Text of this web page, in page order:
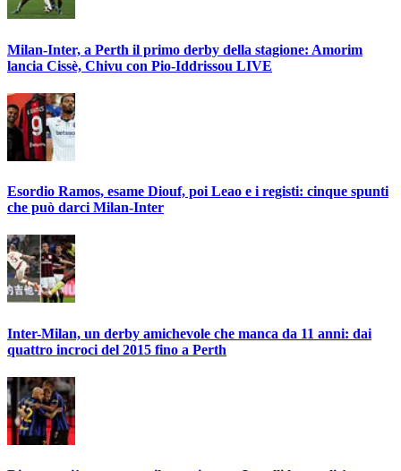
Milan-Inter, a Perth il primo derby della stagione: Amorim
lancia Cissè, Chivu con Pio-Iddrissou LIVE
Esordio Ramos, esame Diouf, poi Leao e i registi: cinque spunti
che può darci Milan-Inter
Inter-Milan, un derby amichevole che manca da 11 anni: dai
quattro incroci del 2015 fino a Perth